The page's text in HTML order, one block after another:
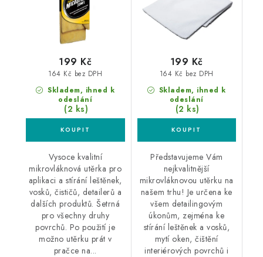
Skladem, ihned k
odeslání
(2 ks)
164 Kč bez DPH
199 Kč
Vysoce kvalitní
mikrovláknová utěrka pro
aplikaci a stírání leštěnek,
vosků, čističů, detailerů a
dalších produktů. Šetrná
pro všechny druhy
povrchů. Po použití je
možno utěrku prát v
pračce na...
Skladem, ihned k
odeslání
(2 ks)
164 Kč bez DPH
199 Kč
Představujeme Vám
nejkvalitnější
mikrovláknovou utěrku na
našem trhu! Je určena ke
všem detailingovým
úkonům, zejména ke
stírání leštěnek a vosků,
mytí oken, čištění
interiérových povrchů i